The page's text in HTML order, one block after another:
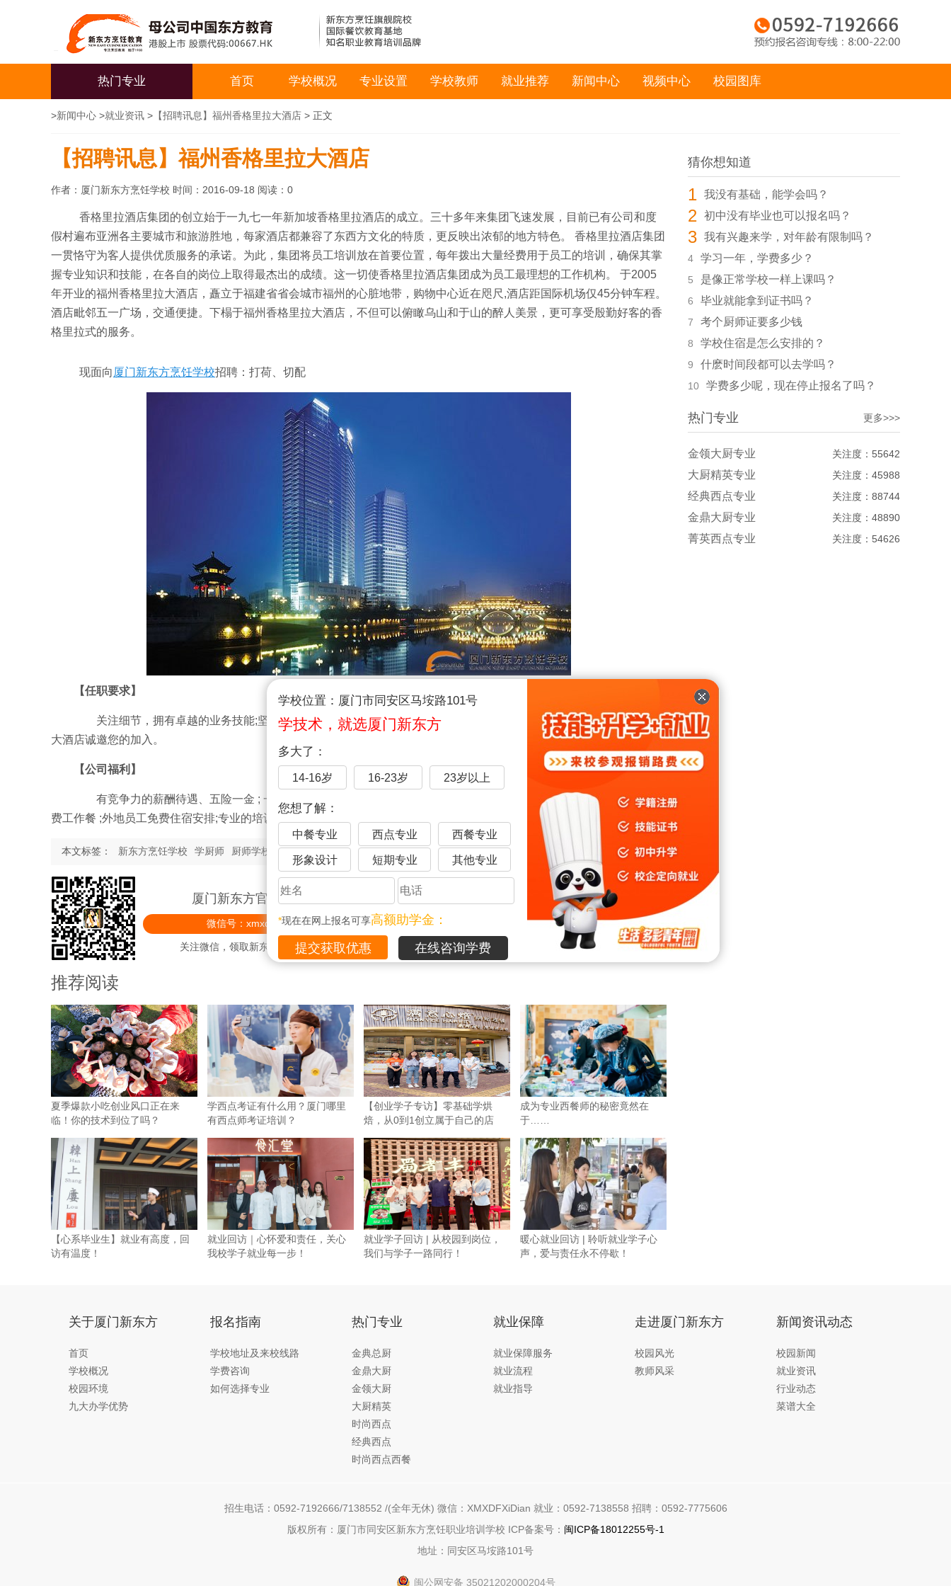
学校位置：厦门市同安区马垵路101号
学技术，就选厦门新东方
多大了：
14-16岁 16-23岁 23岁以上
您想了解：
中餐专业 西点专业 西餐专业
形象设计 短期专业 其他专业
*现在在网上报名可享高额助学金：
在线咨询学费
热门专业 首页 学校概况 专业设置 学校教师 就业推荐 新闻中心 视频中心 校园图库
>新闻中心 >就业资讯 > 【招聘讯息】福州香格里拉大酒店 > 正文
【招聘讯息】福州香格里拉大酒店
作者：厦门新东方烹饪学校 时间：2016-09-18 阅读： 0
香格里拉酒店集团的创立始于一九七一年新加坡香格里拉酒店的成立。三十多年来集团飞速发展，目前已有公司和度
假村遍布亚洲各主要城市和旅游胜地，每家酒店都兼容了东西方文化的特质，更反映出浓郁的地方特色。 香格里拉酒店集团
一贯恪守为客人提供优质服务的承诺。为此，集团将员工培训放在首要位置，每年拨出大量经费用于员工的培训，确保其掌
握专业知识和技能，在各自的岗位上取得最杰出的成绩。这一切使香格里拉酒店集团成为员工最理想的工作机构。 于2005
年开业的福州香格里拉大酒店，矗立于福建省省会城市福州的心脏地带，购物中心近在咫尺,酒店距国际机场仅45分钟车程。
酒店毗邻五一广场，交通便捷。下榻于福州香格里拉大酒店，不但可以俯瞰乌山和于山的醉人美景，更可享受殷勤好客的香
格里拉式的服务。
现面向 厦门新东方烹饪学校招聘：打荷、切配
【任职要求】
关注细节，拥有卓越的业务技能;坚持认真周到的服务态度，对工作充满热诚，务求令客人喜出望外 福州香格里拉
大酒店诚邀您的加入。
【公司福利】
有竞争力的薪酬待遇、五险一金 ; 一周五天、一天八小时的工作制度 ;忠诚奖金、年终奖金、班次补贴 ;带薪年假;免
费工作餐 ;外地员工免费住宿安排;专业的培训机会; 丰富的员工活动 ;个人发展空间等。
本文标签： 新东方烹饪学校 学厨师 厨师学校 厨师培训 厦门学厨师 厦门厨师学校 厨师培训学校 厦门烹饪学校
厦门新东方官方微信
微信号：xmxdfprxx
关注微信，领取新东方精美礼品
推荐阅读
夏季爆款小吃创业风口正在来
临！你的技术到位了吗？
学西点考证有什么用？厦门哪里
有西点师考证培训？
【创业学子专访】零基础学烘
焙，从0到1创立属于自己的店
成为专业西餐师的秘密竟然在
于……
【心系毕业生】就业有高度，回
访有温度！
就业回访｜心怀爱和责任，关心
我校学子就业每一步！
就业学子回访 | 从校园到岗位，
我们与学子一路同行！
暖心就业回访 | 聆听就业学子心
声，爱与责任永不停歇！
猜你想知道
1 我没有基础，能学会吗？
2 初中没有毕业也可以报名吗？
3 我有兴趣来学，对年龄有限制吗？
4 学习一年，学费多少？
5 是像正常学校一样上课吗？
6 毕业就能拿到证书吗？
7 考个厨师证要多少钱
8 学校住宿是怎么安排的？
9 什麽时间段都可以去学吗？
10 学费多少呢，现在停止报名了吗？
热门专业 更多>>>
金领大厨专业 关注度：55642
大厨精英专业 关注度：45988
经典西点专业 关注度：88744
金鼎大厨专业 关注度：48890
菁英西点专业 关注度：54626
关于厦门新东方
首页
学校概况
校园环境
九大办学优势
报名指南
学校地址及来校线路
学费咨询
如何选择专业
热门专业
金典总厨
金鼎大厨
金领大厨
大厨精英
时尚西点
经典西点
时尚西点西餐
就业保障
就业保障服务
就业流程
就业指导
走进厦门新东方
校园风光
教师风采
新闻资讯动态
校园新闻
就业资讯
行业动态
菜谱大全
招生电话：0592-7192666/7138552 /(全年无休) 微信：XMXDFXiDian 就业：0592-7138558 招聘：0592-7775606
版权所有：厦门市同安区新东方烹饪职业培训学校 ICP备案号： 闽ICP备18012255号-1
地址：同安区马垵路101号
闽公网安备 35021202000204号